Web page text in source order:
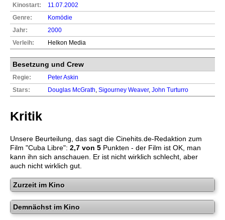
Kinostart:
11.07.2002
Genre:
Komödie
Jahr:
2000
Verleih:
Helkon Media
Besetzung und Crew
Regie:
Peter Askin
Stars:
Douglas McGrath Sigourney Weaver, John Turturro
Kritik
Unsere Beurteilung, das sagt die Cinehits.de-Redaktion zum
Film "Cuba Libre": 2,7 von 5 Punkten - der Film ist OK, man
kann ihn sich anschauen. Er ist nicht wirklich schlecht, aber
auch nicht wirklich gut.
Zurzeit im Kino
Demnächst im Kino